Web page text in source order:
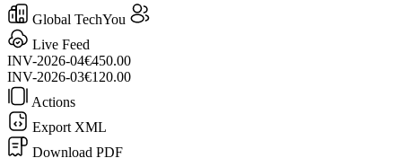
Global TechYou
Live Feed
INV-2026-04€450.00
INV-2026-03€120.00
Actions
Export XML
Download PDF